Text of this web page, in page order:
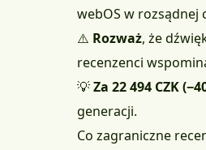
webOS w rozsądnej
⚠️ Rozważ, że
recenzenci
💡Za 22 494 CZK
generacji.
Co zagraniczne